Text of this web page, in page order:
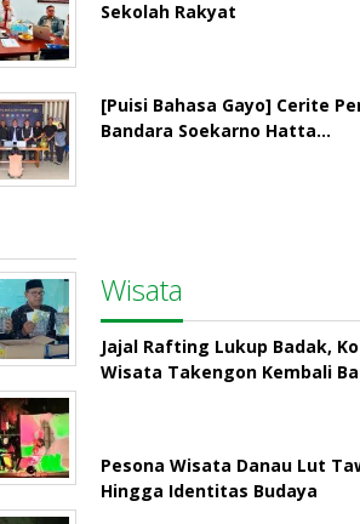
Sekolah Rakyat
[Puisi Bahasa Gayo] Cerite
Bandara Soekarno Hatta…
Wisata
Jajal Rafting Lukup Badak,
Wisata Takengon Kembali
Pesona Wisata Danau Lut
Hingga Identitas Budaya